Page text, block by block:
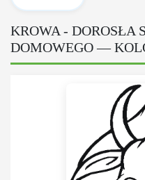
KROWA - DOROSŁA
DOMOWEGO —